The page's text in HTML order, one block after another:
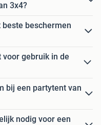
3x4?
beschermen
voor gebruik in de
bij een partytent van
nodig voor een